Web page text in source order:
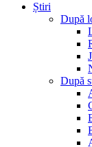
Știri
După
După